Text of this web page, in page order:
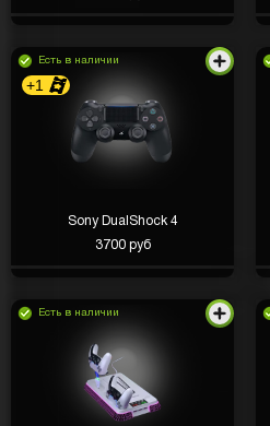
Есть в наличии
+1
Sony DualShock 4
3700 руб
Есть в наличии